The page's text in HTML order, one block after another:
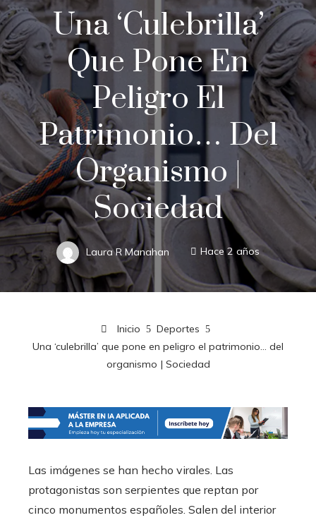
Una ‘culebrilla’
Que Pone En
Peligro El
Patrimonio… Del
Organismo |
Sociedad
Laura R Manahan Hace 2 años
Inicio
Deportes
Una ‘culebrilla’ que pone en peligro el patrimonio… del
organismo | Sociedad
Las imágenes se han hecho virales. Las
protagonistas son serpientes que reptan por
cinco monumentos españoles. Salen del interior